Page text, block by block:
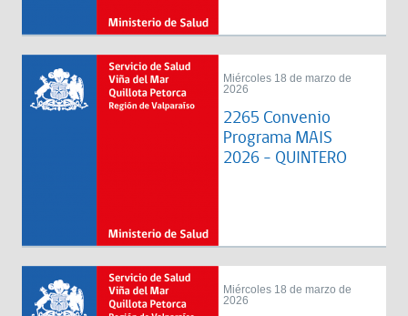
Miércoles 18 de marzo de
2026
2265 Convenio
Programa MAIS
2026 - QUINTERO
Miércoles 18 de marzo de
2026